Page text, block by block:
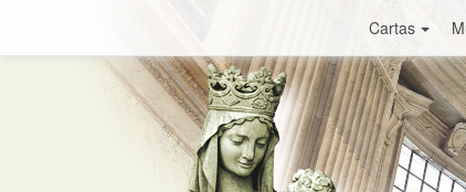
Cartas